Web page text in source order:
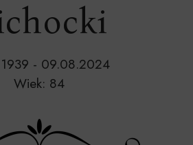
- 09.08.2024
Wiek: 84